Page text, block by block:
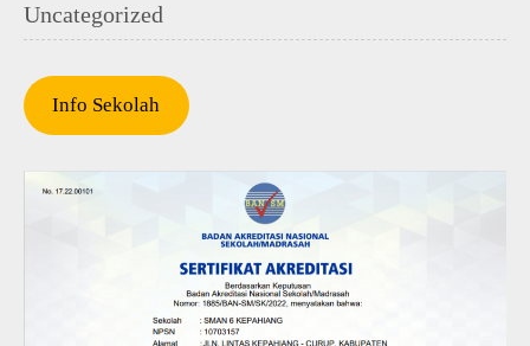
Uncategorized
Info Sekolah